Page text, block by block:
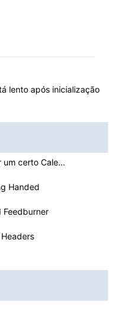
lento após inicialização
Como alterar seu papel de parede por um certo Calendár…
Handed
Feedburner